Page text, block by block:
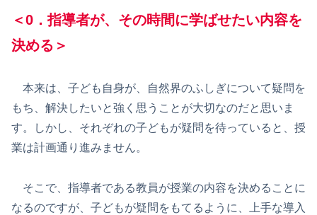
＜0．指導者が、その時間に学ばせたい内容を
決める＞
本来は、子ども自身が、自然界のふしぎについて疑問を
もち、解決したいと強く思うことが大切なのだと思いま
す。しかし、それぞれの子どもが疑問を待っていると、授
業は計画通り進みません。
そこで、指導者である教員が授業の内容を決めることに
なるのですが、子どもが疑問をもてるように、上手な導入